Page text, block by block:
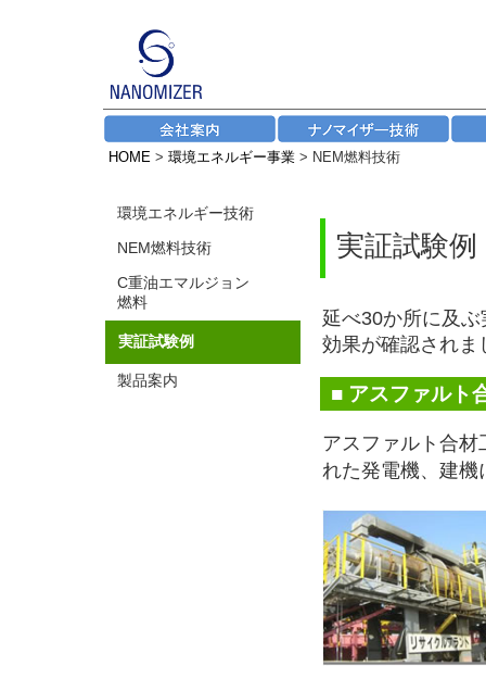
HOME > 環境エネルギー事業 > NEM燃料技術
環境エネルギー技術
NEM燃料技術
C重油エマルジョン
燃料
実証試験例
製品案内
実証試験例
延べ30か所に及
効果が確認され
■ アスファルト
アスファルト合
れた発電機、建機